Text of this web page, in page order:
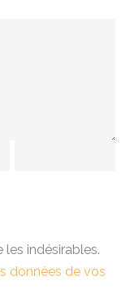
les indésirables.
données de vos